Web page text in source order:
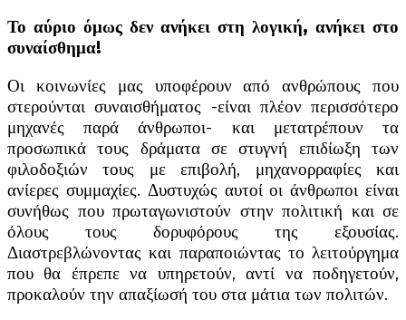
Το αύριο όμως δεν ανήκει στη λογική, ανήκει στο
συναίσθημα!
Οι κοινωνίες μας υποφέρουν από ανθρώπους που
στερούνται συναισθήματος -είναι πλέον περισσότερο
μηχανές παρά άνθρωποι- και μετατρέπουν τα
προσωπικά τους δράματα σε στυγνή επιδίωξη των
φιλοδοξιών τους με επιβολή, μηχανορραφίες και
ανίερες συμμαχίες. Δυστυχώς αυτοί οι άνθρωποι είναι
συνήθως που πρωταγωνιστούν στην πολιτική και σε
όλους τους δορυφόρους της εξουσίας.
Διαστρεβλώνοντας και παραποιώντας το λειτούργημα
που θα έπρεπε να υπηρετούν, αντί να ποδηγετούν,
προκαλούν την απαξίωσή του στα μάτια των πολιτών.